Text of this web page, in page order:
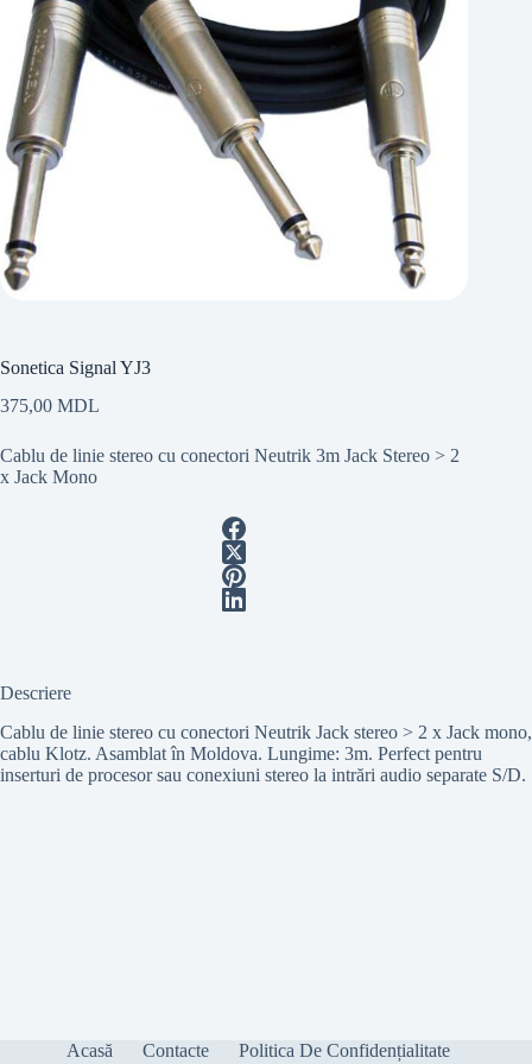
Sonetica Signal YJ3
375,00 MDL
Cablu de linie stereo cu conectori Neutrik 3m Jack Stereo > 2
x Jack Mono
Descriere
Cablu de linie stereo cu conectori Neutrik Jack stereo > 2 x Jack mono,
cablu Klotz. Asamblat în Moldova. Lungime: 3m. Perfect pentru
inserturi de procesor sau conexiuni stereo la intrări audio separate S/D.
Acasă Contacte
Politica De Confidențialitate